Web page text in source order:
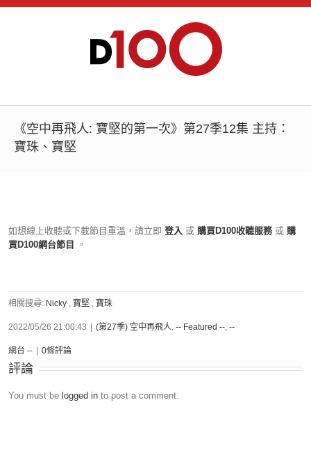
《空中再飛人: 寶堅的第一次》第27季12集 主持：
寶珠、寶堅
如想線上收聽或下載節目重溫，請立即 登入 或 購買D100收聽服務 或 購
買D100網台節目
。
相關搜尋: Nicky , 寶堅 , 寶珠
2022/05/26 21:00:43 (第27季) 空中再飛人, -- Featured --, --
網台 -- 0條評論
評論
You must be logged in to post a comment.